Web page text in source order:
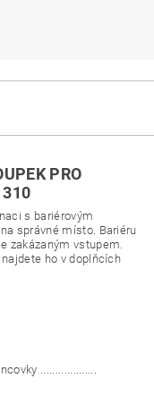
PRO
310
s bariérovým
správné místo. Bariéru
zakázaným vstupem.
ho v doplňcích
...................